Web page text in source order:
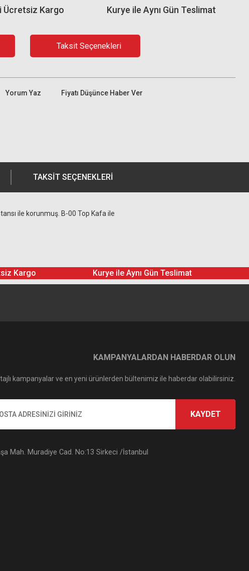
Kurye ile Aynı Gün Teslimat
Ücretsiz Kargo
Taksit Seçenekleri
Yorum Yaz Fiyatı Düşünce Haber Ver
TAKSIT SEÇENEKLERI
ile korunmuş. B-00 Top Kafa ile
Kargo Kurye ile Aynı Gün Teslimat
KAMPANYALARDAN HABERDAR OLUN
kampanyalar ve en yeni ürünlerden bültenimiz ile haberdar olabilirsiniz.
KAYDET
Mah. Muradiye Cad. No:13 Sirkeci /İstanbul